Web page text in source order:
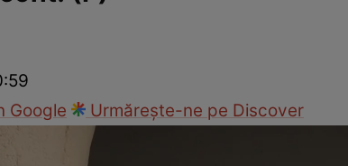
Google
Urmărește-ne pe Discover